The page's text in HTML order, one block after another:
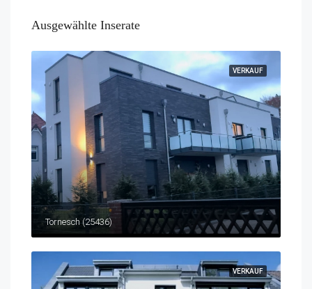
Ausgewählte Inserate
VERKAUF
Tornesch (25436)
VERKAUF